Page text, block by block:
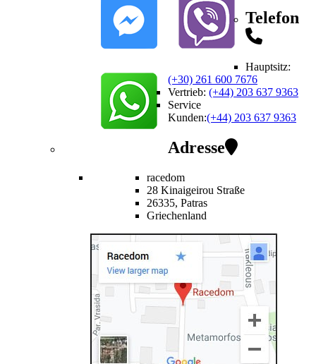
Telefon
Hauptsitz:
(+30) 261 600 7676
Vertrieb: (+44) 203 637 9363
Service
Kunden:(+44) 203 637 9363
Adresse
racedom
28 Kinaigeirou Straße
26335, Patras
Griechenland